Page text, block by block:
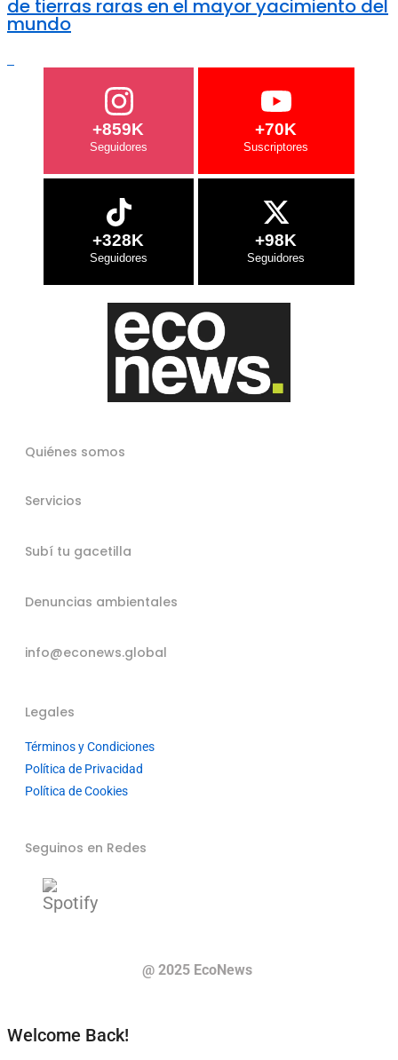
de tierras raras en el mayor yacimiento del
mundo
+859K +70K
+328K +98K
Quiénes somos
Servicios
Subí tu gacetilla
Denuncias ambientales
info@econews.global
Legales
Términos y Condiciones
Política de Privacidad
Política de Cookies
Seguinos en Redes
@ 2025 EcoNews
Welcome Back!